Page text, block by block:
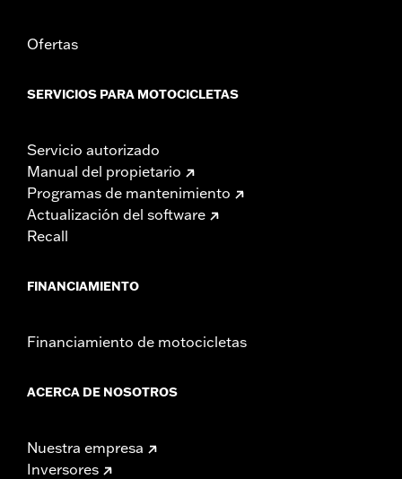
Ofertas
SERVICIOS PARA MOTOCICLETAS
Servicio autorizado
Manual del propietario
Programas de mantenimiento
Actualización del software
Recall
FINANCIAMIENTO
Financiamiento de motocicletas
ACERCA DE NOSOTROS
Nuestra empresa
Inversores